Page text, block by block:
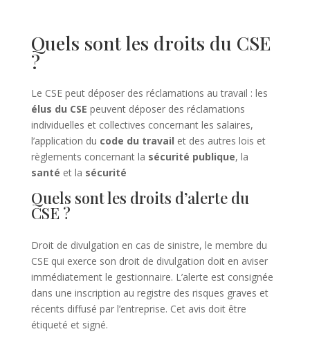
Quels sont les droits du CSE
?
Le CSE peut déposer des réclamations au travail : les
élus du CSE peuvent déposer des réclamations
individuelles et collectives concernant les salaires,
l’application du code du travail et des autres lois et
règlements concernant la sécurité publique, la
santé et la sécurité
Quels sont les droits d’alerte du
CSE ?
Droit de divulgation en cas de sinistre, le membre du
CSE qui exerce son droit de divulgation doit en aviser
immédiatement le gestionnaire. L’alerte est consignée
dans une inscription au registre des risques graves et
récents diffusé par l’entreprise. Cet avis doit être
étiqueté et signé.